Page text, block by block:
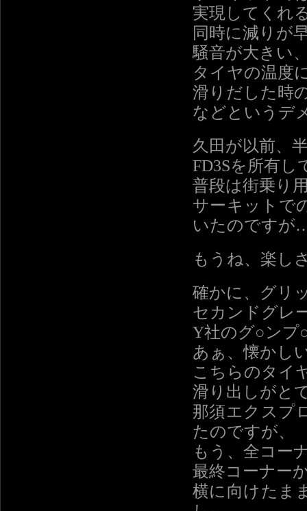
実現してくれ
同時に減りが
騒音が大きい
タイヤの温度
滑りだした時
などというデ
久田が以前、
FD3Sを所有し
普段は街乗り
サーキットで
いたのですが
もうね、楽し
確かに、グリ
セカンドグレ
Y社のグ○ン
あぁ、懐かし
こちらのタイ
滑り出しがと
那須エクスプ
たのですが、
もう、全コー
最終コーナー
横に向けたま